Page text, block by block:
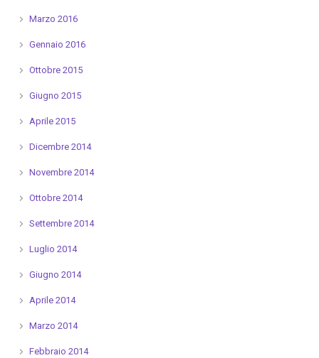
Marzo 2016
Gennaio 2016
Ottobre 2015
Giugno 2015
Aprile 2015
Dicembre 2014
Novembre 2014
Ottobre 2014
Settembre 2014
Luglio 2014
Giugno 2014
Aprile 2014
Marzo 2014
Febbraio 2014